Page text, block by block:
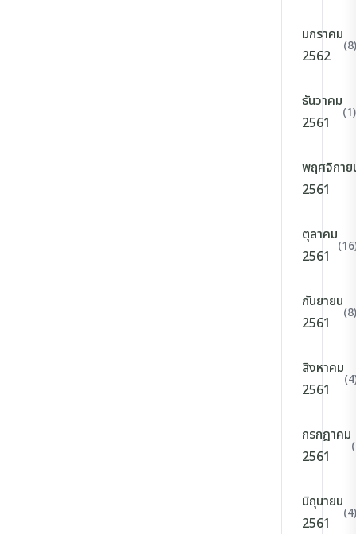
มกราคม
2562
(8)
ธันวาคม
2561
(1)
พฤศจิกาย
2561
ตุลาคม
2561
กันยายน
2561
(8)
สิงหาคม
2561
กรกฎาคม
2561
มิถุนายน
2561
(4)